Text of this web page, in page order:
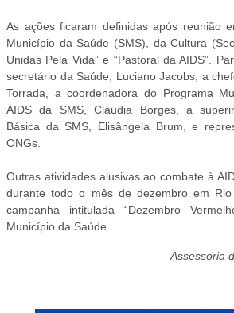
As ações ficaram definidas após reunião
Município da Saúde (SMS), da Cultura
Unidas Pela Vida” e “Pastoral da AIDS”.
secretário da Saúde, Luciano Jacobs, a
Torrada, a coordenadora do Programa
AIDS da SMS, Cláudia Borges, a
Básica da SMS, Elisângela Brum, e
ONGs.
Outras atividades alusivas ao combate à
durante todo o mês de dezembro em
campanha intitulada “Dezembro
Município da Saúde.
Assessoria